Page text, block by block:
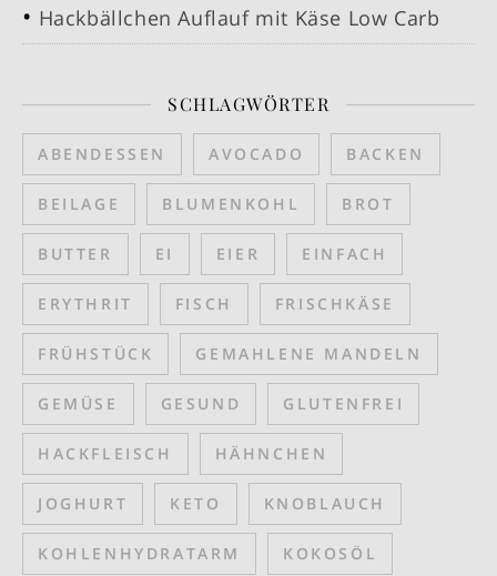
Hackbällchen Auflauf mit Käse Low Carb
SCHLAGWÖRTER
ABENDESSEN AVOCADO BACKEN
BEILAGE BLUMENKOHL BROT
BUTTER EI EIER EINFACH
ERYTHRIT FISCH FRISCHKÄSE
FRÜHSTÜCK GEMAHLENE MANDELN
GEMÜSE GESUND GLUTENFREI
HACKFLEISCH HÄHNCHEN
JOGHURT KETO KNOBLAUCH
KOHLENHYDRATARM KOKOSÖL